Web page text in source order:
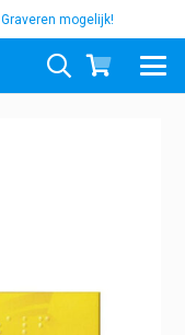
Graveren mogelijk!